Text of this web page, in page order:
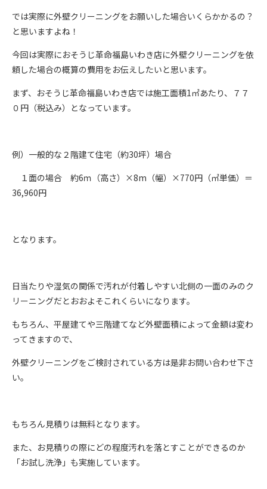
では実際に外壁クリーニングをお願いした場合いくらかかるの？
と思いますよね！
今回は実際におそうじ革命福島いわき店に外壁クリーニングを依
頼した場合の概算の費用をお伝えしたいと思います。
まず、おそうじ革命福島いわき店では施工面積1㎡あたり、７７
０円（税込み）となっています。
例）一般的な２階建て住宅（約30坪）場合
１面の場合 約6ｍ（高さ）×8m（幅）×770円（㎡単価）＝
36,960円
となります。
日当たりや湿気の関係で汚れが付着しやすい北側の一面のみのク
リーニングだとおおよそこれくらいになります。
もちろん、平屋建てや三階建てなど外壁面積によって金額は変わ
ってきますので、
外壁クリーニングをご検討されている方は是非お問い合わせ下さ
い。
もちろん見積りは無料となります。
また、お見積りの際にどの程度汚れを落とすことができるのか
「お試し洗浄」も実施しています。